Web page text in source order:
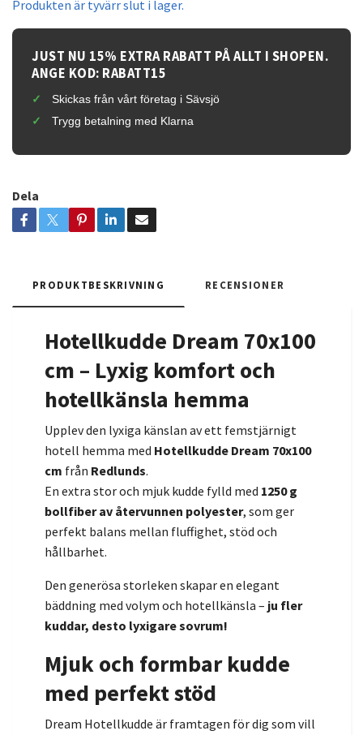
Produkten är tyvärr slut i lager.
JUST NU 15% EXTRA RABATT PÅ ALLT I SHOPEN.
ANGE KOD: RABATT15
Skickas från vårt företag i Sävsjö
Trygg betalning med Klarna
Dela
PRODUKTBESKRIVNING RECENSIONER
Hotellkudde Dream 70x100
cm – Lyxig komfort och
hotellkänsla hemma
Upplev den lyxiga känslan av ett femstjärnigt
hotell hemma med Hotellkudde Dream 70x100
cm från Redlunds.
En extra stor och mjuk kudde fylld med 1250 g
bollfiber av återvunnen polyester, som ger
perfekt balans mellan fluffighet, stöd och
hållbarhet.
Den generösa storleken skapar en elegant
bäddning med volym och hotellkänsla – ju fler
kuddar, desto lyxigare sovrum!
Mjuk och formbar kudde
med perfekt stöd
Dream Hotellkudde är framtagen för dig som vill